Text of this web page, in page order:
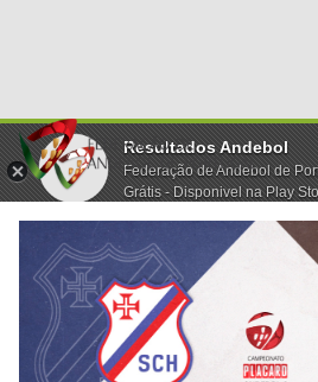
Resultados Andebol
Federação de Andebol de
Grátis - Disponivel na Play